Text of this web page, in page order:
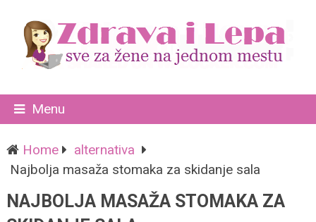
Menu
Home
alternativa
Najbolja masaža stomaka za skidanje sala
NAJBOLJA MASAŽA STOMAKA ZA